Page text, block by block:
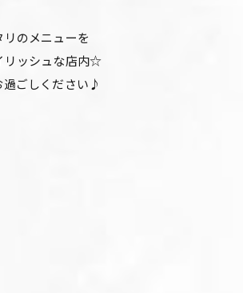
のメニューを
リッシュな店内☆
過ごしください♪